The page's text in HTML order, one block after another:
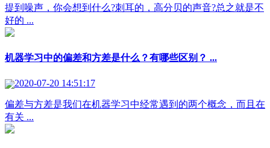
提到噪声，你会想到什么?刺耳的，高分贝的声音?总之就是不
好的 ...
机器学习中的偏差和方差是什么？有哪些区别？ ...
2020-07-20 14:51:17
偏差与方差是我们在机器学习中经常遇到的两个概念，而且在
有关 ...